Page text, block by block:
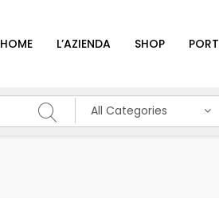
HOME L’AZIENDA SHOP
All Categories